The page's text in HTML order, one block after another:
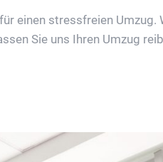
einen stressfreien
Sie uns Ihren Umzug